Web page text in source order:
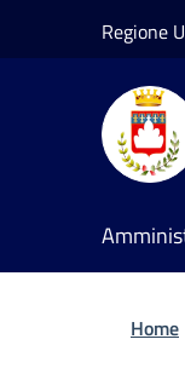
Regione
Home